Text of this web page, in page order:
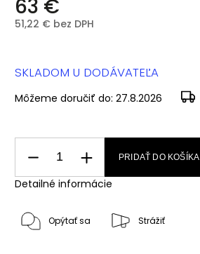
63 €
51,22 € bez DPH
SKLADOM U DODÁVATEĽA
Môžeme doručiť do: 27.8.2026
PRIDAŤ DO KOŠÍKA
Detailné informácie
Opýtať sa Strážiť